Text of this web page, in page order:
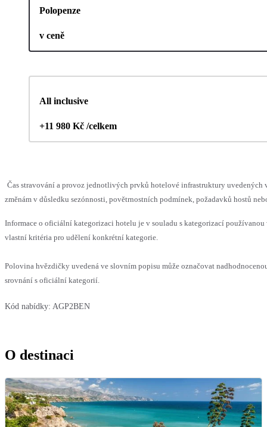
Polopenze
v ceně
All inclusive
+11 980 Kč /celkem
Čas stravování a provoz jednotlivých prvků hotelové infrastruktury uvedených
změnám v důsledku sezónnosti, povětrnostních podmínek, požadavků hostů
Informace o oficiální kategorizaci hotelu je v souladu s kategorizací používanou
vlastní kritéria pro udělení konkrétní kategorie.
Polovina hvězdičky uvedená ve slovním popisu může označovat
srovnání s oficiální kategorií.
Kód nabídky: AGP2BEN
O destinaci